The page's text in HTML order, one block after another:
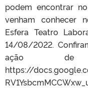
podem encontrar
venham conhecer
Esfera Teatro
14/08/2022.
ação de
https://